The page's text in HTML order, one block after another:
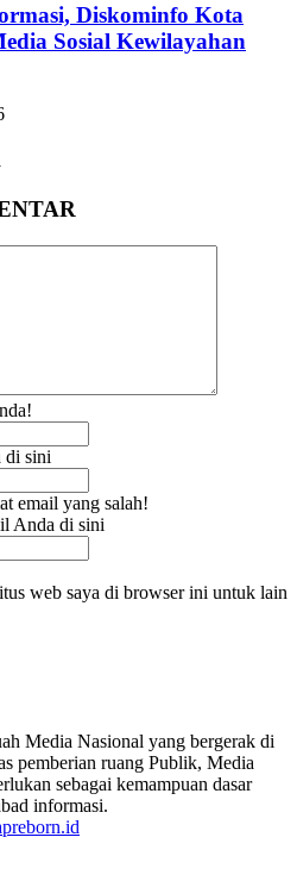
Diskominfo Kota
Sosial Kewilayahan
di sini
email yang salah!
Anda di sini
web saya di browser ini untuk lain
Media Nasional yang bergerak di
pemberian ruang Publik, Media
sebagai kemampuan dasar
informasi.